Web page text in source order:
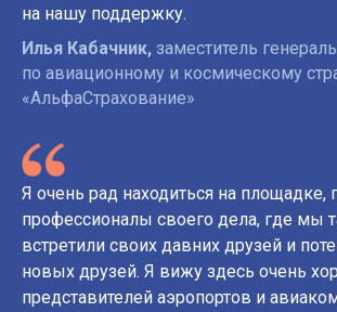
на нашу поддержку.
Илья Кабачник, заместитель
по авиационному и космическому
«АльфаСтрахование»
Я очень рад находиться на площадке,
профессионалы своего дела, где мы
встретили своих давних друзей и
новых друзей. Я вижу здесь очень
представителей аэропортов и